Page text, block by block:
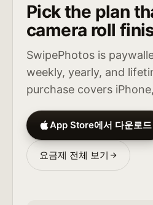
Pick the plan
camera roll
SwipePhotos is
weekly, yearly, and
purchase covers
App Store에서 다운로드
요금제 전체 보기